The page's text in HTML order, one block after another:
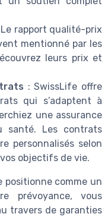
Le rapport qualité-prix
mentionné par les
leurs prix et
: SwissLife offre
qui s’adaptent à
une assurance
santé. Les contrats
personnalisés selon
objectifs de vie.
positionne comme un
prévoyance, vous
travers de garanties